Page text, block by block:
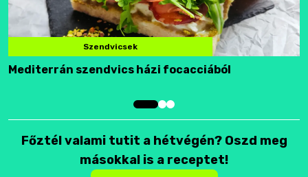
Szendvicsek
Mediterrán szendvics házi focacciából
Főztél valami tutit a hétvégén? Oszd meg
másokkal is a receptet!